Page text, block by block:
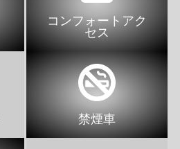
コンフォートアク
セス
禁煙車